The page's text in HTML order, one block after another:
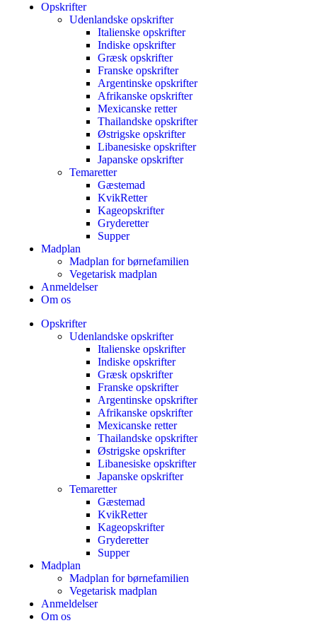
Opskrifter
Udenlandske opskrifter
Italienske opskrifter
Indiske opskrifter
Græsk opskrifter
Franske opskrifter
Argentinske opskrifter
Afrikanske opskrifter
Mexicanske retter
Thailandske opskrifter
Østrigske opskrifter
Libanesiske opskrifter
Japanske opskrifter
Temaretter
Gæstemad
KvikRetter
Kageopskrifter
Gryderetter
Supper
Madplan
Madplan for børnefamilien
Vegetarisk madplan
Anmeldelser
Om os
Opskrifter
Udenlandske opskrifter
Italienske opskrifter
Indiske opskrifter
Græsk opskrifter
Franske opskrifter
Argentinske opskrifter
Afrikanske opskrifter
Mexicanske retter
Thailandske opskrifter
Østrigske opskrifter
Libanesiske opskrifter
Japanske opskrifter
Temaretter
Gæstemad
KvikRetter
Kageopskrifter
Gryderetter
Supper
Madplan
Madplan for børnefamilien
Vegetarisk madplan
Anmeldelser
Om os